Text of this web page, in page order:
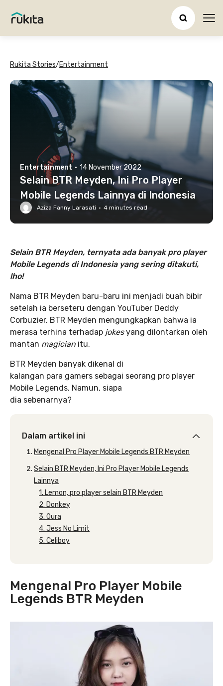
Rukita Stories/Entertainment
Entertainment · 14 November 2022
Selain BTR Meyden, Ini Pro Player
Mobile Legends Lainnya di Indonesia
Aziza Fanny Larasati · 4 minutes read
Selain BTR Meyden, ternyata ada banyak pro player
Mobile Legends di Indonesia yang sering ditakuti,
lho!
Nama BTR Meyden baru-baru ini menjadi buah bibir
setelah ia berseteru dengan YouTuber Deddy
Corbuzier. BTR Meyden mengungkapkan bahwa ia
merasa terhina terhadap jokesyang dilontarkan oleh
mantan magician itu.
BTR Meyden banyak dikenal di
kalangan para gamers sebagai seorang pro player
Mobile Legends. Namun, siapa
dia sebenarnya?
Dalam artikel ini
Mengenal Pro Player Mobile Legends BTR Meyden
Selain BTR Meyden, Ini Pro Player Mobile Legends
Lainnya
1. Lemon, pro player selain BTR Meyden
2. Donkey
3. Oura
4. Jess No Limit
5. Celiboy
Mengenal Pro Player Mobile
Legends BTR Meyden